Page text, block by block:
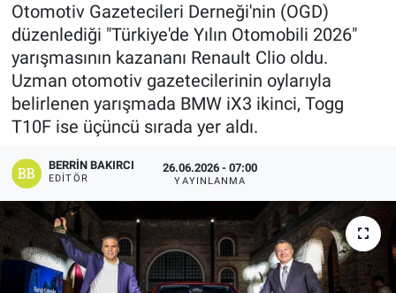
Otomotiv Gazetecileri Derneği'nin (OGD)
düzenlediği "Türkiye'de Yılın Otomobili 2026"
yarışmasının kazananı Renault Clio oldu.
Uzman otomotiv gazetecilerinin oylarıyla
belirlenen yarışmada BMW iX3 ikinci, Togg
T10F ise üçüncü sırada yer aldı.
BERRIN BAKIRCI
EDITÖR
26.06.2026 - 07:00
YAYINLANMA
Resmi İlanlar
Sağlık
Son Dakika
Spor
Uşak Haberleri